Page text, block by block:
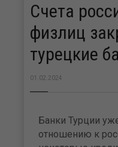
Счета
физлиц
турецкие
01.02.2024
Банки Турции
отношению к